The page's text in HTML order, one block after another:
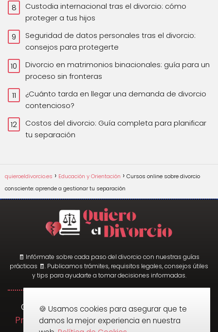
Custodia internacional tras el divorcio: cómo
proteger a tus hijos
Seguridad de datos personales tras el divorcio:
consejos para protegerte
Divorcio en matrimonios binacionales: guía para un
proceso sin fronteras
¿Cuánto tarda en llegar una demanda de divorcio
contencioso?
Costos del divorcio: Guía completa para planificar
tu separación
quieroeldivorcio.es Educación y Orientación
Cursos online sobre divorcio
consciente: aprende a gestionar tu separación
🧾 Infórmate sobre cada paso del divorcio con nuestras guías
prácticas 🧾. Publicamos trámites, requisitos legales, consejos útiles
y tips para ayudarte a tomar decisiones informadas.
Quiero el Divorcio ©2025 | Cookies|
Privacidad| Términos y Condiciones
🍪 Usamos cookies para asegurar que te
damos la mejor experiencia en nuestra